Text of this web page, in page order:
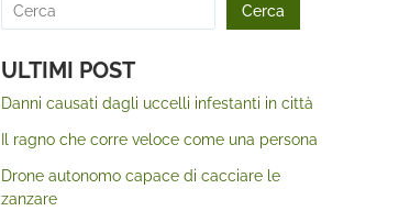
Cerca
ULTIMI POST
Danni causati dagli uccelli infestanti in città
Il ragno che corre veloce come una persona
Drone autonomo capace di cacciare le
zanzare